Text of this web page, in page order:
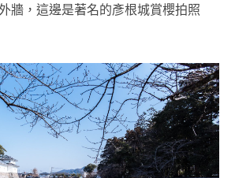
牆，這邊是著名的彥根城賞櫻拍照